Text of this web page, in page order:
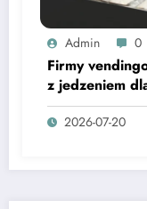
Admin 0
Firmy
z jedzeniem
2026-07-20